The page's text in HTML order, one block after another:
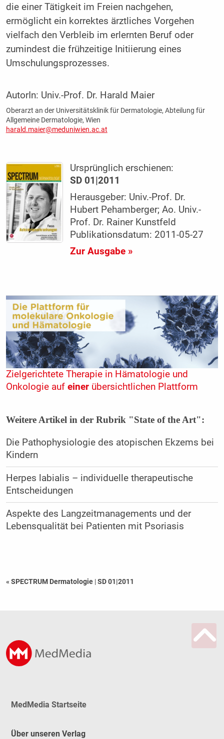
die einer Tätigkeit im Freien nachgehen,
ermöglicht ein korrektes ärztliches Vorgehen
vielfach den Verbleib im erlernten Beruf oder
zumindest die frühzeitige Initiierung eines
Umschulungsprozesses.
AutorIn: Univ.-Prof. Dr. Harald Maier
Oberarzt an der Universitätsklinik für Dermatologie, Abteilung für
Allgemeine Dermatologie, Wien
harald.maier@meduniwien.ac.at
Ursprünglich erschienen:
SD 01|2011
Herausgeber: Univ.-Prof. Dr.
Hubert Pehamberger; Ao. Univ.-
Prof. Dr. Rainer Kunstfeld
Publikationsdatum: 2011-05-27
Zur Ausgabe »
Zielgerichtete Therapie in Hämatologie und
Onkologie auf einerübersichtlichen Plattform
Weitere Artikel in der Rubrik "State of the Art":
Die Pathophysiologie des atopischen Ekzems bei
Kindern
Herpes labialis – individuelle therapeutische
Entscheidungen
Aspekte des Langzeitmanagements und der
Lebensqualität bei Patienten mit Psoriasis
« SPECTRUM Dermatologie |SD 01|2011
MedMedia Startseite
Über unseren Verlag